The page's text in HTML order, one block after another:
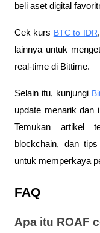
beli aset digital
Cek kurs BTC to IDR,
lainnya untuk
real-time di Bittime.
Selain itu, kunjungi
update menarik dan
Temukan artikel
blockchain, dan
untuk memperkaya
FAQ
Apa itu ROAF